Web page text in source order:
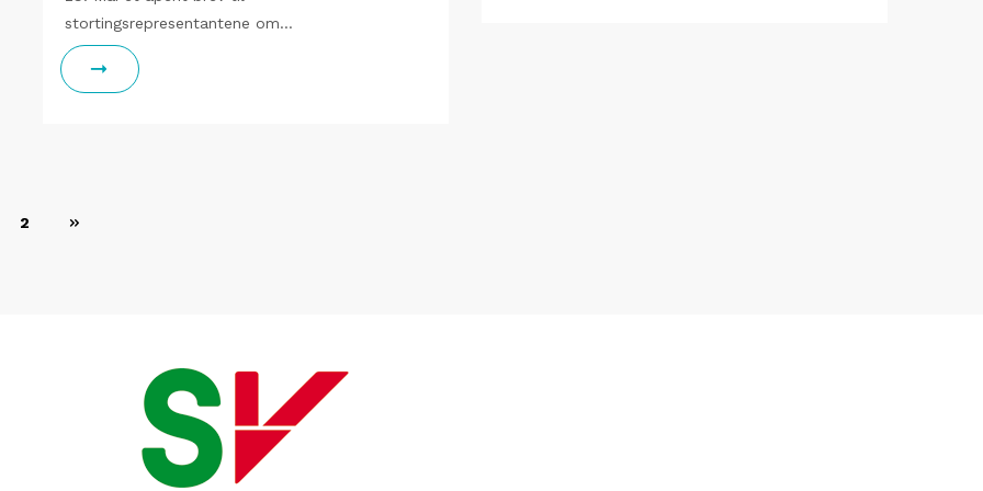
stortingsrepresentantene om…
2